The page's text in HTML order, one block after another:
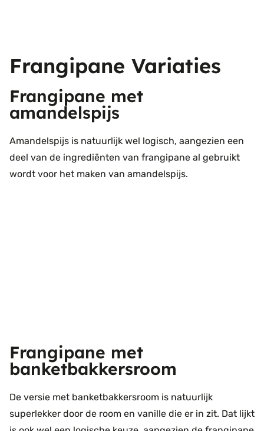
Frangipane Variaties
Frangipane met
amandelspijs
Amandelspijs is natuurlijk wel logisch, aangezien een
deel van de ingrediënten van frangipane al gebruikt
wordt voor het maken van amandelspijs.
Frangipane met
banketbakkersroom
De versie met banketbakkersroom is natuurlijk
superlekker door de room en vanille die er in zit. Dat lijkt